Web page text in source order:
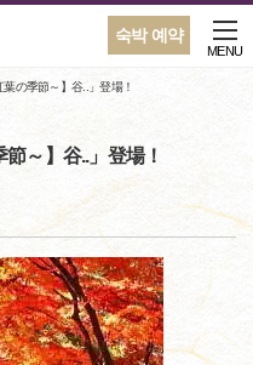
숙박 예약
MENU
の季節～】谷..」登場！
～】谷..」登場！